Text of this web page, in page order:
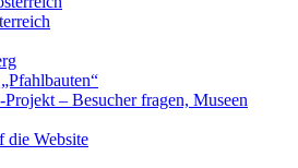
– Besucher fragen, Museen
die Website